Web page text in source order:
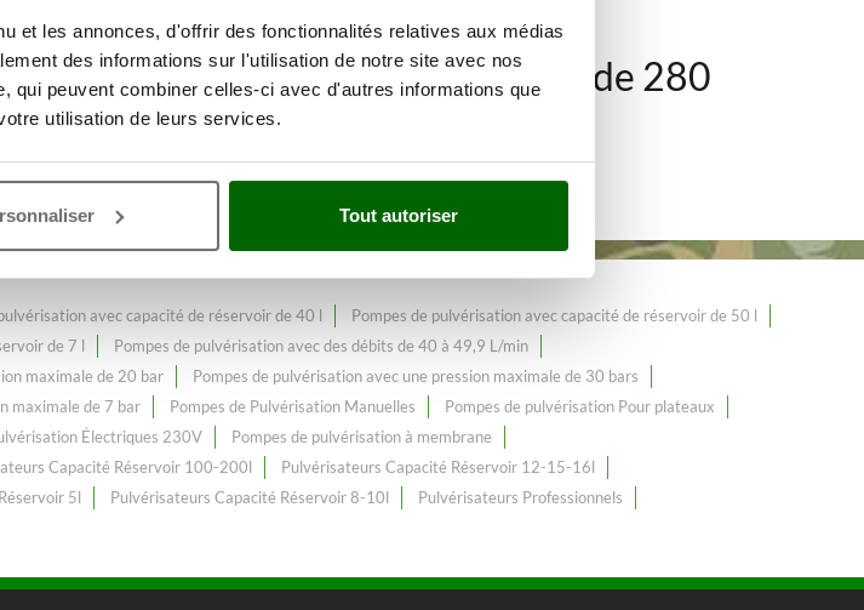
et les annonces, d'offrir des fonctionnalités relatives aux médias
des informations sur l'utilisation de notre site avec nos
qui peuvent combiner celles-ci avec d'autres informations que
utilisation de leurs services.
Tout autoriser
Avec une gamme de plus de 280
prix web.
à jour.
avec capacité de réservoir de 40 l
Pompes de pulvérisation avec capacité de réservoir de 50 l
de 7 l
Pompes de pulvérisation avec des débits de 40 à 49,9 L/min
maximale de 20 bar
Pompes de pulvérisation avec une pression maximale de 30 bars
maximale de 7 bar Pompes de Pulvérisation Manuelles
Pompes de pulvérisation Pour plateaux
Électriques 230V
Pompes de pulvérisation à membrane
Capacité Réservoir 100-200l
Pulvérisateurs Capacité Réservoir 12-15-16l
5l Pulvérisateurs Capacité Réservoir 8-10l
Pulvérisateurs Professionnels